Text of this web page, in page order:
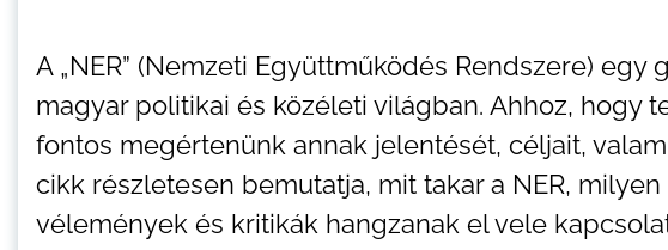
A „NER” (Nemzeti Együttműködés Rendszere)
magyar politikai és közéleti világban. Ahhoz, hogy
fontos megértenünk annak jelentését, céljait,
cikk részletesen bemutatja, mit takar a NER,
vélemények és kritikák hangzanak el vele